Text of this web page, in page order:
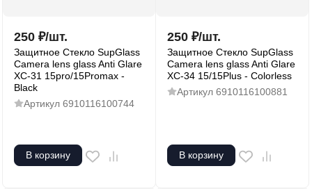
250 ₽/шт.
Защитное Стекло SupGlass
Camera lens glass Anti Glare
XC-31 15pro/15Promax -
Black
Артикул 6910116100744
В корзину
250 ₽/шт.
Защитное Стекло SupGlass
Camera lens glass Anti Glare
XC-34 15/15Plus - Colorless
Артикул 6910116100881
В корзину